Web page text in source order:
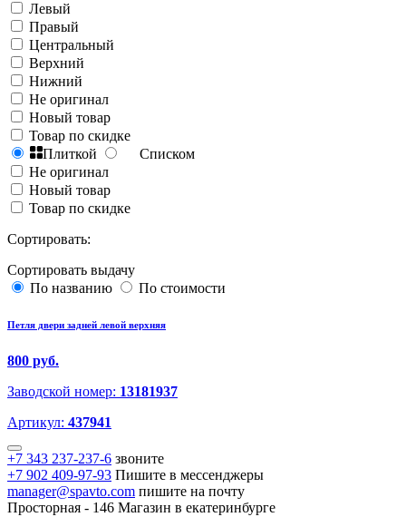
Левый
Правый
Центральный
Верхний
Нижний
Не оригинал
Новый товар
Товар по скидке
Плиткой
Списком
Не оригинал
Новый товар
Товар по скидке
Сортировать:
Сортировать выдачу
По названию
По стоимости
Петля двери задней левой верхняя
800 руб.
Заводской номер: 13181937
Артикул: 437941
+7 343 237-237-6 звоните
+7 902 409-97-93 Пишите в мессенджеры
manager@spavto.com пишите на почту
Просторная - 146 Магазин в екатеринбурге